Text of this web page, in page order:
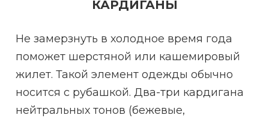
КАРДИГАНЫ
Не замерзнуть в холодное время года
поможет шерстяной или кашемировый
жилет. Такой элемент одежды обычно
носится с рубашкой. Два-три кардигана
нейтральных тонов (бежевые,